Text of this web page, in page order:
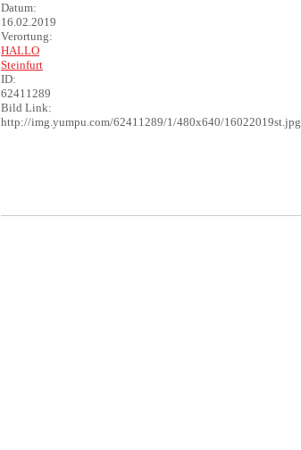
Datum:
16.02.2019
Verortung:
HALLO
Steinfurt
ID:
62411289
Bild Link:
http://img.yumpu.com/62411289/1/480x640/16022019st.jpg